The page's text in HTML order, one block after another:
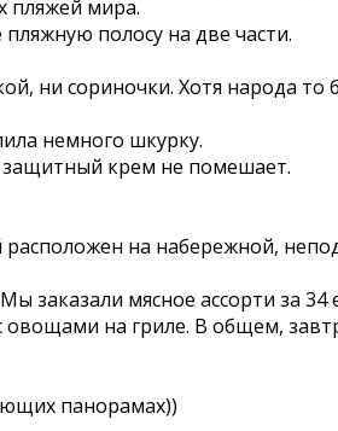
пляжей мира.
полосу на две части.
ни сориночки. Хотя народа то
немного шкурку.
защитный крем не помешает.
на набережной,
заказали мясное ассорти за 34
овощами на гриле. В общем,
панорамах))